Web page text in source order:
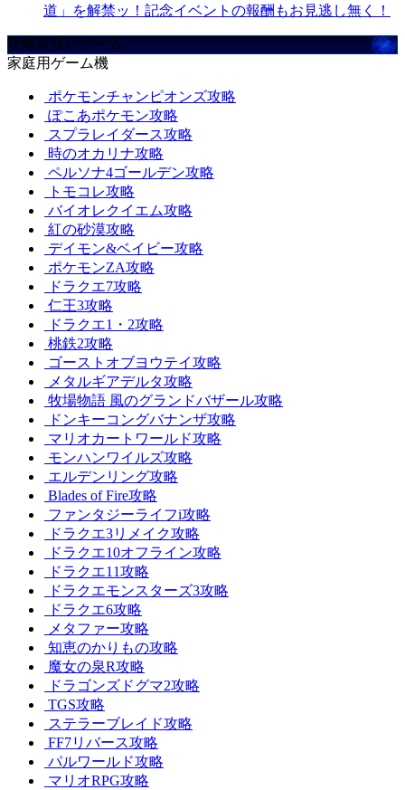
道」を解禁ッ！記念イベントの報酬もお見逃し無く！
攻略取扱いゲーム
家庭用ゲーム機
ポケモンチャンピオンズ攻略
ぽこあポケモン攻略
スプラレイダース攻略
時のオカリナ攻略
ペルソナ4ゴールデン攻略
トモコレ攻略
バイオレクイエム攻略
紅の砂漠攻略
デイモン&ベイビー攻略
ポケモンZA攻略
ドラクエ7攻略
仁王3攻略
ドラクエ1・2攻略
桃鉄2攻略
ゴーストオブヨウテイ攻略
メタルギアデルタ攻略
牧場物語 風のグランドバザール攻略
ドンキーコングバナンザ攻略
マリオカートワールド攻略
モンハンワイルズ攻略
エルデンリング攻略
Blades of Fire攻略
ファンタジーライフi攻略
ドラクエ3リメイク攻略
ドラクエ10オフライン攻略
ドラクエ11攻略
ドラクエモンスターズ3攻略
ドラクエ6攻略
メタファー攻略
知恵のかりもの攻略
魔女の泉R攻略
ドラゴンズドグマ2攻略
TGS攻略
ステラーブレイド攻略
FF7リバース攻略
パルワールド攻略
マリオRPG攻略